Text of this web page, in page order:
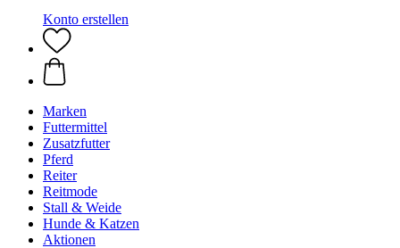
Konto erstellen
Marken
Futtermittel
Zusatzfutter
Pferd
Reiter
Reitmode
Stall & Weide
Hunde & Katzen
Aktionen